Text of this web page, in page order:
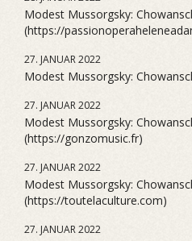
Modest Mussorgsky:
(https://
27. JANUAR 2022
Modest Mussorgsky:
27. JANUAR 2022
Modest Mussorgsky:
(https://gonzomusic.fr)
27. JANUAR 2022
Modest Mussorgsky:
(https://toutelaculture.com)
27. JANUAR 2022